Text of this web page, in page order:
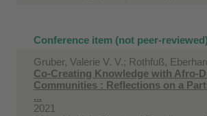
Conference item (not peer-reviewed)
Gruber, Valerie V. V.; Rothfuß,
Co-Creating Knowledge with Afro-
Communities : Reflections on a
...
2021